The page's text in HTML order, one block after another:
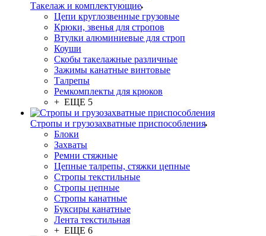
Такелаж и комплектующие
Цепи круглозвенные грузовые
Крюки, звенья для стропов
Втулки алюминиевые для строп
Коуши
Скобы такелажные различные
Зажимы канатные винтовые
Талрепы
Ремкомплекты для крюков
+ ЕЩЕ 5
Стропы и грузозахватные приспособления
Блоки
Захваты
Ремни стяжные
Цепные талрепы, стяжки цепные
Стропы текстильные
Стропы цепные
Стропы канатные
Буксиры канатные
Лента текстильная
+ ЕЩЕ 6